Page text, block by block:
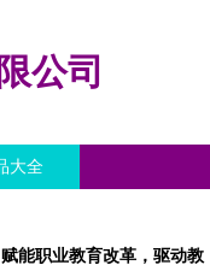
公司
大全
能职业教育改革，驱动教